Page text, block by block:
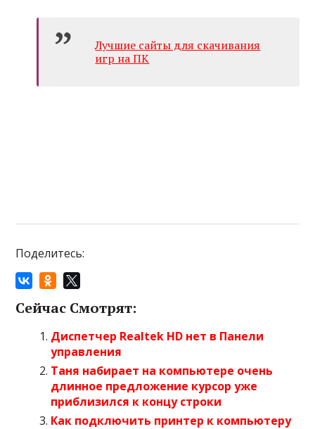
Лучшие сайты для скачивания
игр на ПК
Поделитесь:
Сейчас Смотрят:
Диспетчер Realtek HD нет в Панели
управления
Таня набирает на компьютере очень
длинное предложение курсор уже
приблизился к концу строки
Как подключить принтер к компьютеру